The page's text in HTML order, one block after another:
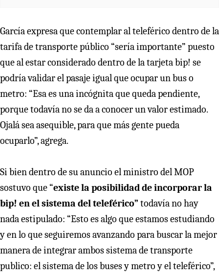
García expresa que contemplar al teleférico dentro de la
tarifa de transporte público “sería importante” puesto
que al estar considerado dentro de la tarjeta bip! se
podría validar el pasaje igual que ocupar un bus o
metro: “Esa es una incógnita que queda pendiente,
porque todavía no se da a conocer un valor estimado.
Ojalá sea asequible, para que más gente pueda
ocuparlo”, agrega.
Si bien dentro de su anuncio el ministro del MOP
sostuvo que “existe la posibilidad de incorporar la
bip! en el sistema del teleférico” todavía no hay
nada estipulado: “Esto es algo que estamos estudiando
y en lo que seguiremos avanzando para buscar la mejor
manera de integrar ambos sistema de transporte
publico: el sistema de los buses y metro y el teleférico”,